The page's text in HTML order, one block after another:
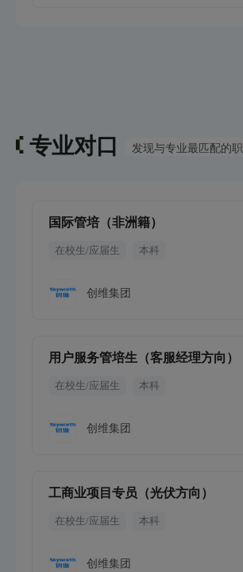
专业对口 发现与专业最匹配的
国际管培（非洲籍）
在校生/应届生 本科
创维集团
用户服务管培生（客服经理方向）
在校生/应届生 本科
创维集团
工商业项目专员（光伏方向）
在校生/应届生 本科
创维集团